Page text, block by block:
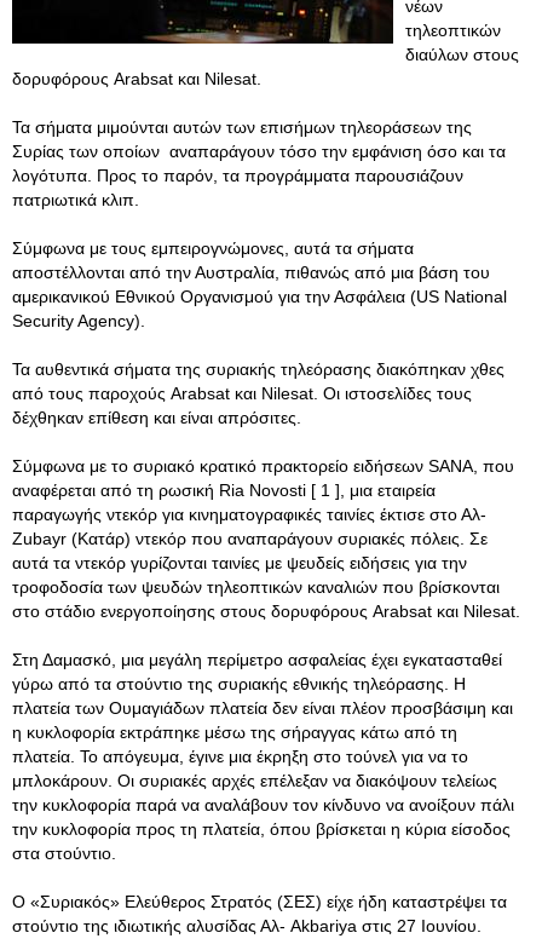
νέων
τηλεοπτικών
διαύλων στους
δορυφόρους Arabsat και Nilesat.
Τα σήματα μιμούνται αυτών των επισήμων τηλεοράσεων της
Συρίας των οποίων αναπαράγουν τόσο την εμφάνιση όσο και τα
λογότυπα. Προς το παρόν, τα προγράμματα παρουσιάζουν
πατριωτικά κλιπ.
Σύμφωνα με τους εμπειρογνώμονες, αυτά τα σήματα
αποστέλλονται από την Αυστραλία, πιθανώς από μια βάση του
αμερικανικού Εθνικού Οργανισμού για την Ασφάλεια (US National
Security Agency).
Τα αυθεντικά σήματα της συριακής τηλεόρασης διακόπηκαν χθες
από τους παροχούς Arabsat και Nilesat. Οι ιστοσελίδες τους
δέχθηκαν επίθεση και είναι απρόσιτες.
Σύμφωνα με το συριακό κρατικό πρακτορείο ειδήσεων SANA, που
αναφέρεται από τη ρωσική Ria Novosti [ 1 ], μια εταιρεία
παραγωγής ντεκόρ για κινηματογραφικές ταινίες έκτισε στο Αλ-
Zubayr (Κατάρ) ντεκόρ που αναπαράγουν συριακές πόλεις. Σε
αυτά τα ντεκόρ γυρίζονται ταινίες με ψευδείς ειδήσεις για την
τροφοδοσία των ψευδών τηλεοπτικών καναλιών που βρίσκονται
στο στάδιο ενεργοποίησης στους δορυφόρους Arabsat και Nilesat.
Στη Δαμασκό, μια μεγάλη περίμετρο ασφαλείας έχει εγκατασταθεί
γύρω από τα στούντιο της συριακής εθνικής τηλεόρασης. Η
πλατεία των Ουμαγιάδων πλατεία δεν είναι πλέον προσβάσιμη και
η κυκλοφορία εκτράπηκε μέσω της σήραγγας κάτω από τη
πλατεία. Το απόγευμα, έγινε μια έκρηξη στο τούνελ για να το
μπλοκάρουν. Οι συριακές αρχές επέλεξαν να διακόψουν τελείως
την κυκλοφορία παρά να αναλάβουν τον κίνδυνο να ανοίξουν πάλι
την κυκλοφορία προς τη πλατεία, όπου βρίσκεται η κύρια είσοδος
στα στούντιο.
Ο «Συριακός» Ελεύθερος Στρατός (ΣΕΣ) είχε ήδη καταστρέψει τα
στούντιο της ιδιωτικής αλυσίδας Αλ- Akbariya στις 27 Ιουνίου.